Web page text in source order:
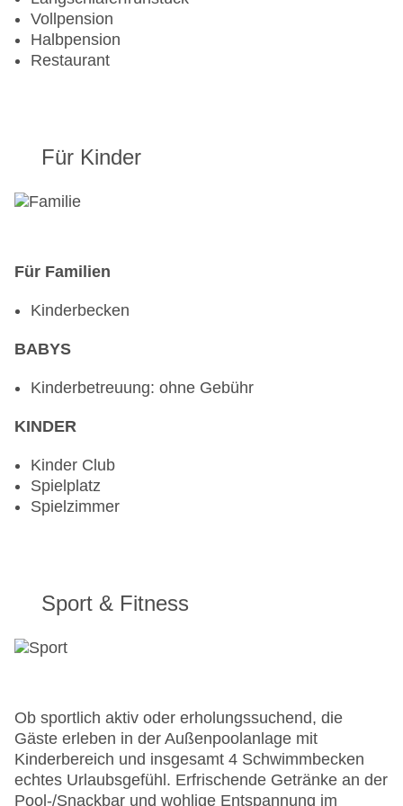
Vollpension
Halbpension
Restaurant
Für Kinder
Für Familien
Kinderbecken
BABYS
Kinderbetreuung: ohne Gebühr
KINDER
Kinder Club
Spielplatz
Spielzimmer
Sport & Fitness
Ob sportlich aktiv oder erholungssuchend, die
Gäste erleben in der Außenpoolanlage mit
Kinderbereich und insgesamt 4 Schwimmbecken
echtes Urlaubsgefühl. Erfrischende Getränke an der
Pool-/Snackbar und wohlige Entspannung im